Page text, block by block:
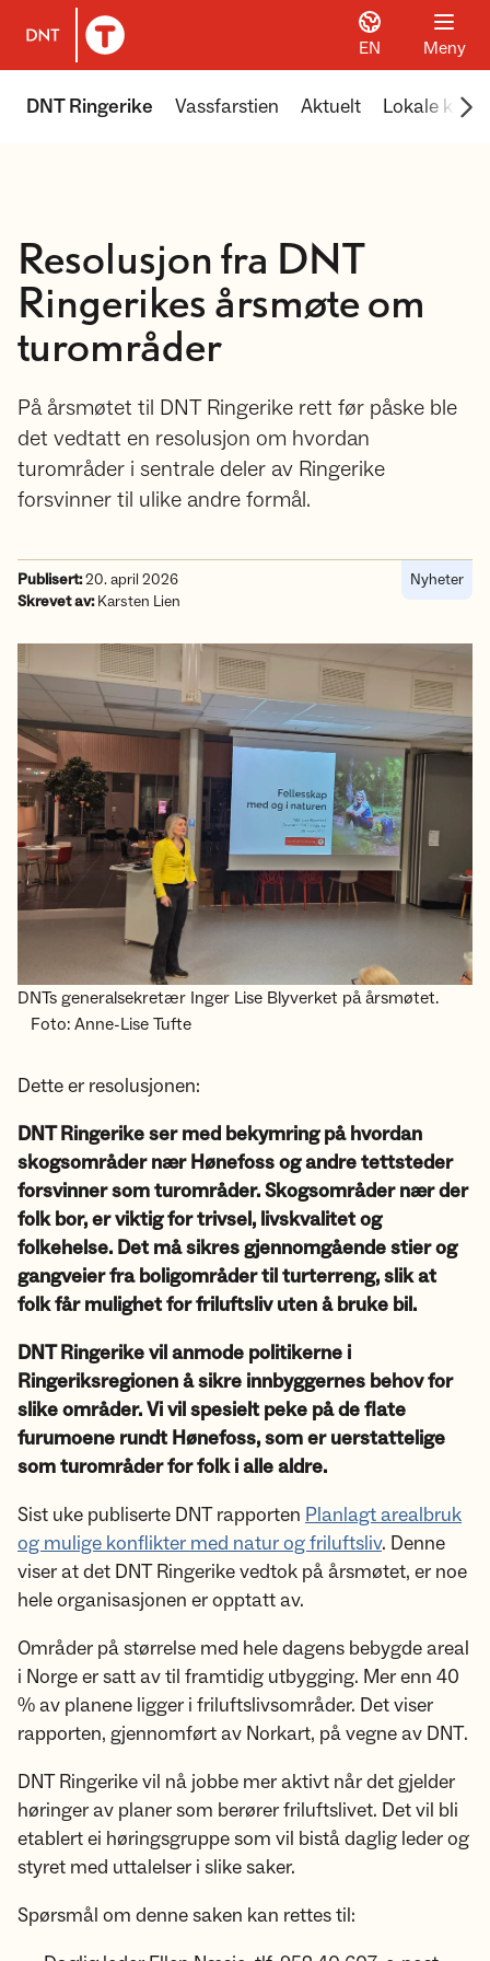
Til DNT.no forside
EN Meny
DNT Ringerike Vassfarstien Aktuelt Lokale koier
Resolusjon fra DNT
Ringerikes årsmøte om
turområder
På årsmøtet til DNT Ringerike rett før påske ble
det vedtatt en resolusjon om hvordan
turområder i sentrale deler av Ringerike
forsvinner til ulike andre formål.
Publisert:20. april 2026
Skrevet av:Karsten Lien
Nyheter
DNTs generalsekretær Inger Lise Blyverket på årsmøtet.
Foto: Anne-Lise Tufte
Dette er resolusjonen:
DNT Ringerike ser med bekymring på hvordan
skogsområder nær Hønefoss og andre tettsteder
forsvinner som turområder. Skogsområder nær der
folk bor, er viktig for trivsel, livskvalitet og
folkehelse. Det må sikres gjennomgående stier og
gangveier fra boligområder til turterreng, slik at
folk får mulighet for friluftsliv uten å bruke bil.
DNT Ringerike vil anmode politikerne i
Ringeriksregionen å sikre innbyggernes behov for
slike områder. Vi vil spesielt peke på de flate
furumoene rundt Hønefoss, som er uerstattelige
som turområder for folk i alle aldre.
Sist uke publiserte DNT rapporten Planlagt arealbruk
og mulige konflikter med natur og friluftsliv. Denne
viser at det DNT Ringerike vedtok på årsmøtet, er noe
hele organisasjonen er opptatt av.
Områder på størrelse med hele dagens bebygde areal
i Norge er satt av til framtidig utbygging. Mer enn 40
% av planene ligger i friluftslivsområder. Det viser
rapporten, gjennomført av Norkart, på vegne av DNT.
DNT Ringerike vil nå jobbe mer aktivt når det gjelder
høringer av planer som berører friluftslivet. Det vil bli
etablert ei høringsgruppe som vil bistå daglig leder og
styret med uttalelser i slike saker.
Spørsmål om denne saken kan rettes til: